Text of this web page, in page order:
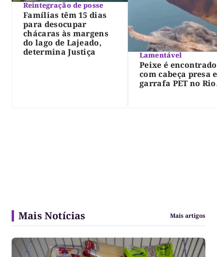
Reintegração de posse
Famílias têm 15 dias
para desocupar
chácaras às margens
do lago de Lajeado,
determina Justiça
Lamentável
Peixe é encontrado
com cabeça presa
garrafa PET no Rio
Mais Notícias Mais artigos